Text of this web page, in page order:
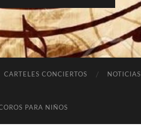
CARTELES CONCIERTOS NOTICIAS
PARA NIÑOS